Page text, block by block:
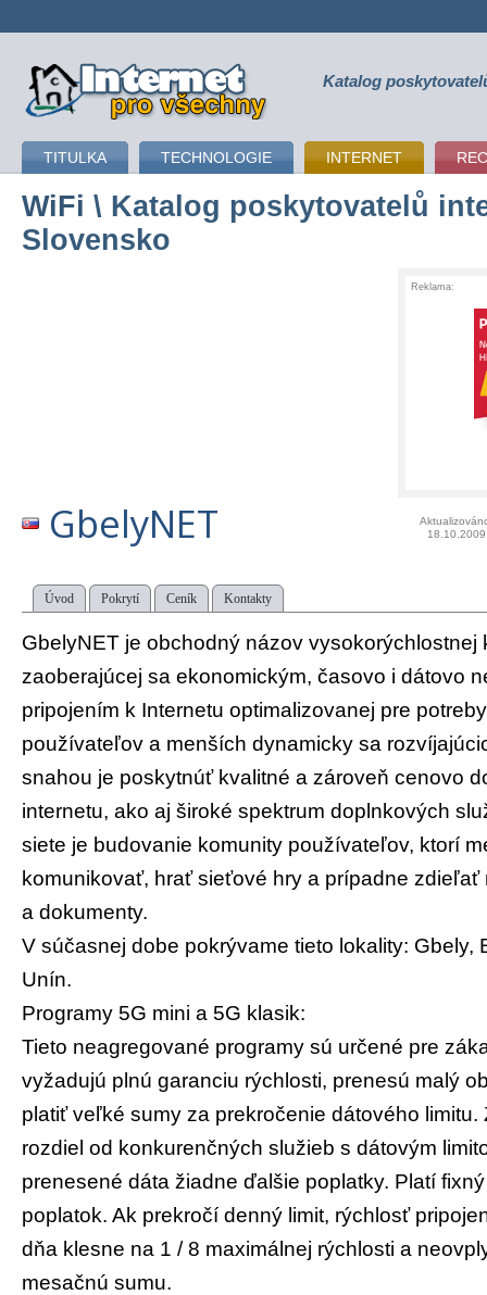
připojení k internetu Katalog
TITULKA TECHNOLOGIE INTERNET
WiFi \ Katalog poskytovatelů
Slovensko
Reklama:
GbelyNET
18.10.2009
Úvod Pokrytí Ceník Kontakty
GbelyNET je obchodný názov vysokorýchlostnej
zaoberajúcej sa ekonomickým, časovo i dátovo
pripojením k Internetu optimalizovanej pre
používateľov a menších dynamicky sa
snahou je poskytnúť kvalitné a zároveň cenovo
internetu, ako aj široké spektrum doplnkových
siete je budovanie komunity používateľov, ktorí
komunikovať, hrať sieťové hry a prípadne zdieľať
a dokumenty.
V súčasnej dobe pokrývame tieto lokality: Gbely,
Unín.
Programy 5G mini a 5G klasik:
Tieto neagregované programy sú určené pre
vyžadujú plnú garanciu rýchlosti, prenesú malý
platiť veľké sumy za prekročenie dátového
rozdiel od konkurenčných služieb s dátovým
prenesené dáta žiadne ďalšie poplatky. Platí
poplatok. Ak prekročí denný limit, rýchlosť
dňa klesne na 1 / 8 maximálnej rýchlosti a
mesačnú sumu.